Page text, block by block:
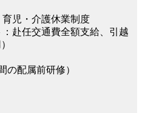
児・介護休業制度
赴任交通費全額支給、引越
の配属前研修）